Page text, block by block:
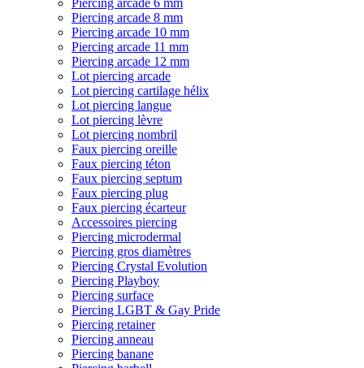
Piercing arcade 6 mm
Piercing arcade 8 mm
Piercing arcade 10 mm
Piercing arcade 11 mm
Piercing arcade 12 mm
Lot piercing arcade
Lot piercing cartilage hélix
Lot piercing langue
Lot piercing lèvre
Lot piercing nombril
Faux piercing oreille
Faux piercing téton
Faux piercing septum
Faux piercing plug
Faux piercing écarteur
Accessoires piercing
Piercing microdermal
Piercing gros diamètres
Piercing Crystal Evolution
Piercing Playboy
Piercing surface
Piercing LGBT & Gay Pride
Piercing retainer
Piercing anneau
Piercing banane